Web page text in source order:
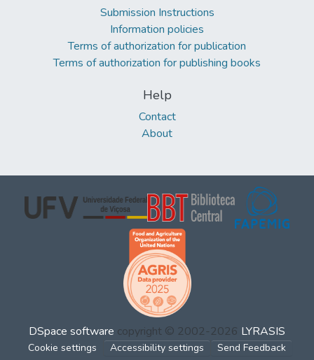
Submission Instructions
Information policies
Terms of authorization for publication
Terms of authorization for publishing books
Help
Contact
About
DSpace software copyright © 2002-2026 LYRASIS
Cookie settings Accessibility settings Send Feedback